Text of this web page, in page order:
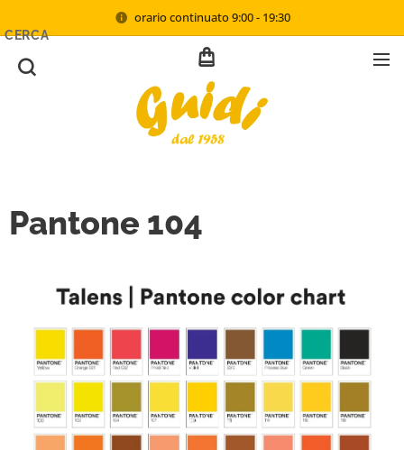
orario continuato 9:00 - 19:30
CERCA
Pantone 104